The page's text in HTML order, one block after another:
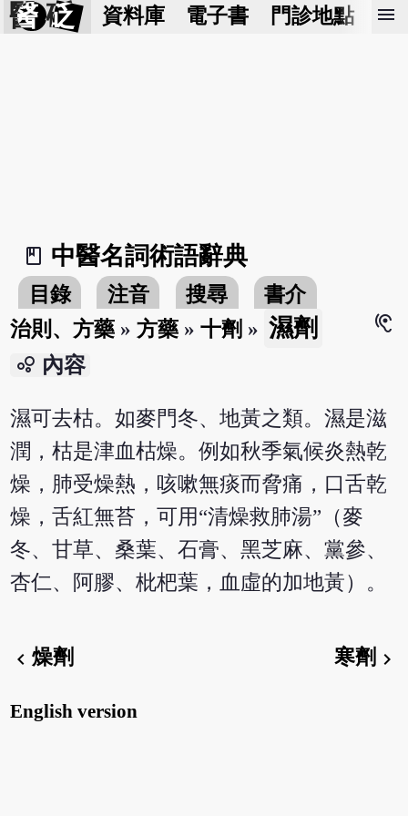
醫 砭 資料庫 電子書 門診地點 預
menu
book_2
中醫名詞術語辭典
目錄 注音 搜尋
書介
治則、方藥 »方藥 »十劑 » 濕劑
hearing
bubble_chart 內容
濕可去枯。如麥門冬、地黃之類。濕是滋
潤，枯是津血枯燥。例如秋季氣候炎熱乾
燥，肺受燥熱，咳嗽無痰而脅痛，口舌乾
燥，舌紅無苔，可用“清燥救肺湯”（麥
冬、甘草、桑葉、石膏、黑芝麻、黨參、
杏仁、阿膠、枇杷葉，血虛的加地黃）。
chevron_left燥劑 寒劑chevron_right
English version